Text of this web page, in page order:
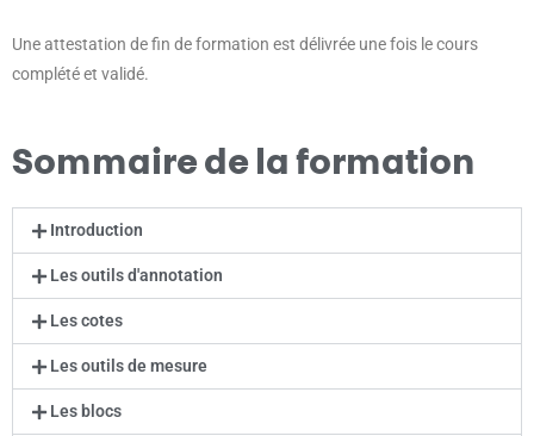
Une attestation de fin de formation est délivrée une fois le cours
complété et validé.
Sommaire de la formation
Introduction
Les outils d'annotation
Les cotes
Les outils de mesure
Les blocs